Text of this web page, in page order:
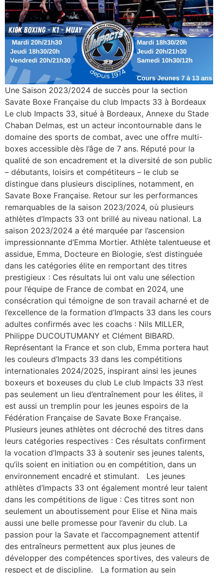
Une Saison 2023/2024 de succès pour la section
Savate Boxe Française du club Impacts 33 à Bordeaux
Le club Impacts 33, situé à Bordeaux, Annexe du Stade
Chaban Delmas, est un acteur incontournable dans le
domaine des sports de combat, avec une offre multi-
boxes accessible dès l’âge de 7 ans. Réputé pour la
qualité de son encadrement et la diversité de son public
– débutants, loisirs et compétiteurs – le club se
distingue dans plusieurs disciplines, notamment, en
Savate Boxe Française. Retour sur les performances
remarquables de la saison 2023/2024, où plusieurs
athlètes d’Impacts 33 ont brillé au niveau national. La
saison 2023/2024 a été marquée par l’ascension
impressionnante d’Emma Mortier. Athlète talentueuse et
assidue, Emma, Docteure en Biologie, s’est distinguée
dans les catégories élite en remportant des titres
prestigieux : Ces résultats lui ont valu une sélection
pour l’équipe de France de combat en 2024, une
consécration qui témoigne de son travail acharné et de
l’excellence de la formation d’Impacts 33 dans les cours
adultes confirmés avec les coachs : Nils MILLER,
Philippe DUCOUTUMANY et Clément BIBARD.
Représentant la France et son club, Emma portera haut
les couleurs d’Impacts 33 dans les compétitions
internationales 2024/2025, inspirant ainsi les jeunes
boxeurs et boxeuses du club Le club Impacts 33 n’est
pas seulement un lieu d’entraînement pour les élites, il
est aussi un tremplin pour les jeunes espoirs de la
Fédération Française de Savate Boxe Française.
Plusieurs jeunes athlètes ont décroché des titres dans
leurs catégories respectives : Ces résultats confirment
la vocation d’Impacts 33 à soutenir ses jeunes talents,
qu’ils soient en initiation ou en compétition, dans un
environnement encadré et stimulant. Les jeunes
athlètes d’Impacts 33 ont également montré leur talent
dans les compétitions de ligue : Ces titres sont non
seulement un aboutissement pour Elise et Nina mais
aussi une belle promesse pour l’avenir du club. La
passion pour la Savate et l’accompagnement attentif
des entraîneurs permettent aux plus jeunes de
développer des compétences sportives, des valeurs de
respect et de discipline. La formation au sein